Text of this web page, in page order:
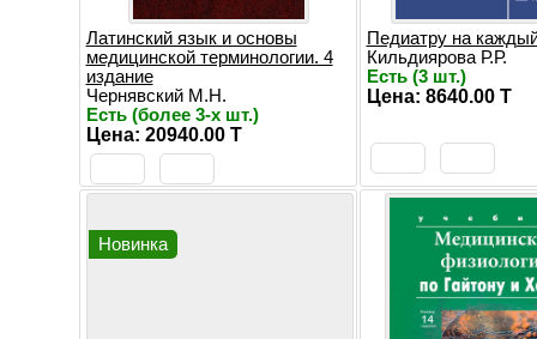
Латинский язык и основы
медицинской терминологии. 4
издание
Чернявский М.Н.
Есть (более 3-х шт.)
Цена: 20940.00 T
Педиатру на
Кильдиярова Р.Р.
Есть (3 шт.)
Цена: 8640.00 T
Новинка